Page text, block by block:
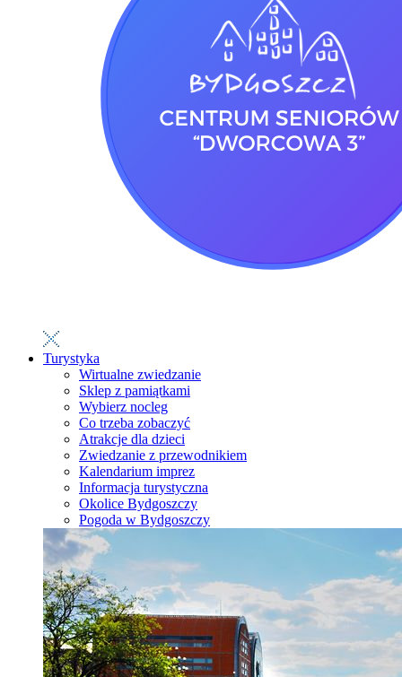
Turystyka
Wirtualne zwiedzanie
Sklep z pamiątkami
Wybierz nocleg
Co trzeba zobaczyć
Atrakcje dla dzieci
Zwiedzanie z przewodnikiem
Kalendarium imprez
Informacja turystyczna
Okolice Bydgoszczy
Pogoda w Bydgoszczy